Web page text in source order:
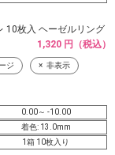
10枚入 ヘーゼルリング
1,320 円（税込）
ジ 非表示
0.00～ -10.00
着色: 13.0mm
1箱 10枚入り